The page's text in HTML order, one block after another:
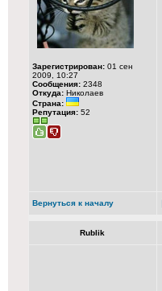
Зарегистрирован: 01 сен
2009, 10:27
Сообщения: 2348
Откуда: Николаев
Страна:
Репутация: 52
Вернуться к началу
Rublik